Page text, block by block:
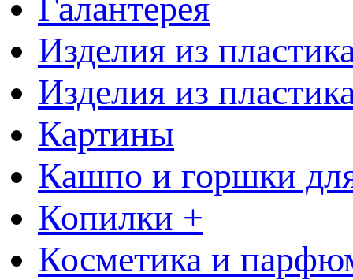
Галантерея
Изделия из
Изделия из
Картины
Кашпо и горшки
Копилки +
Косметика и